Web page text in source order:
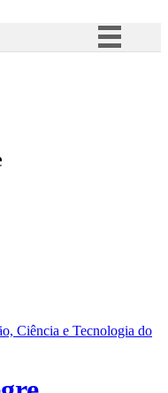
à informação
Ciência e Tecnologia do